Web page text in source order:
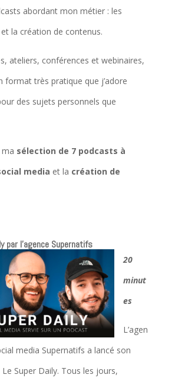
abordant mon métier : les
la création de contenus.
ateliers, conférences et webinaires,
format très pratique que j’adore
des sujets personnels que
ma sélection de 7 podcasts à
media et la création de
par l’agence Supernatifs
20
minut
es
L’agen
media Supernatifs a lancé son
Super Daily. Tous les jours,